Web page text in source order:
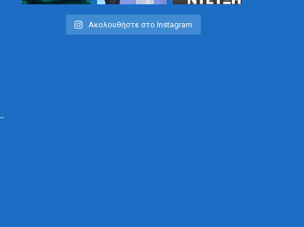
Ακολουθήστε στο Instagram